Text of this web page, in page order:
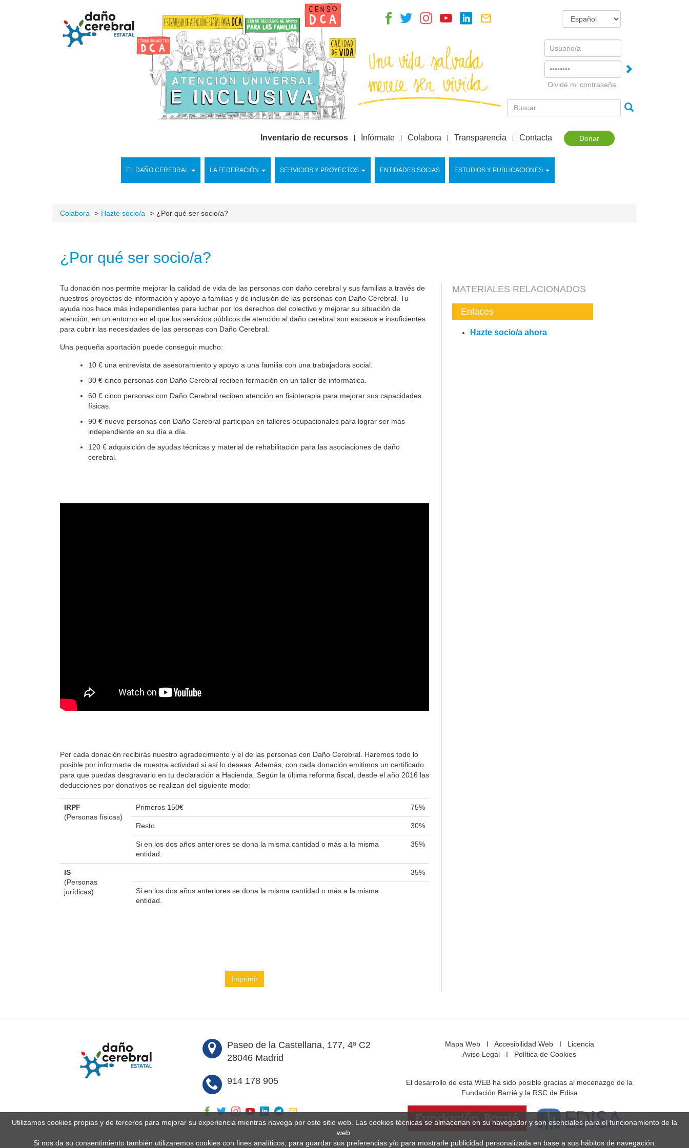
Username
Olvidé mi contraseña
Donar
EL DAÑO CEREBRAL LA FEDERACIÓN SERVICIOS Y PROYECTOS ENTIDADES SOCIAS ESTUDIOS Y PUBLICACIONES
Inventario de recursos Infórmate Colabora Transparencia Contacta
Colabora Hazte socio/a ¿Por qué ser socio/a?
¿Por qué ser socio/a?
Tu donación nos permite mejorar la calidad de vida de las personas con daño cerebral y sus familias a través de
nuestros proyectos de información y apoyo a familias y de inclusión de las personas con Daño Cerebral. Tu
ayuda nos hace más independientes para luchar por los derechos del colectivo y mejorar su situación de
atención, en un entorno en el que los servicios públicos de atención al daño cerebral son escasos e insuficientes
para cubrir las necesidades de las personas con Daño Cerebral.
Una pequeña aportación puede conseguir mucho:
10 € una entrevista de asesoramiento y apoyo a una familia con una trabajadora social.
30 € cinco personas con Daño Cerebral reciben formación en un taller de informática.
60 € cinco personas con Daño Cerebral reciben atención en fisioterapia para mejorar sus capacidades
físicas.
90 € nueve personas con Daño Cerebral participan en talleres ocupacionales para lograr ser más
independiente en su día a día.
120 € adquisición de ayudas técnicas y material de rehabilitación para las asociaciones de daño
cerebral.
Por cada donación recibirás nuestro agradecimiento y el de las personas con Daño Cerebral. Haremos todo lo
posible por informarte de nuestra actividad si así lo deseas. Además, con cada donación emitimos un certificado
para que puedas desgravarlo en tu declaración a Hacienda. Según la última reforma fiscal, desde el año 2016 las
deducciones por donativos se realizan del siguiente modo:
IRPF
(Personas físicas)
Primeros 150€ 75%
Resto 30%
Si en los dos años anteriores se dona la misma cantidad o más a la misma
entidad.
35%
IS
(Personas
jurídicas)
35%
Si en los dos años anteriores se dona la misma cantidad o más a la misma
entidad.
Imprimir
MATERIALES RELACIONADOS
Enlaces
Hazte socio/a ahora
Paseo de la Castellana, 177, 4ª C2
28046 Madrid
914 178 905
Mapa WebI Accesibilidad WebI Licencia
Aviso Legal I Política de Cookies
El desarrollo de esta WEB ha sido posible gracias al mecenazgo de la
Fundación Barrié y la RSC de Edisa
Utilizamos cookies propias y de terceros para mejorar su experiencia mientras navega por este sitio web. Las cookies técnicas se almacenan en su navegador y son esenciales para el funcionamiento de la
web.
Si nos da su consentimiento también utilizaremos cookies con fines analíticos, para guardar sus preferencias y/o para mostrarle publicidad personalizada en base a sus hábitos de navegación.